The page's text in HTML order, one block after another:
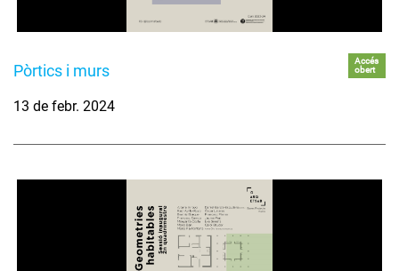
Pòrtics i murs
Accés
obert
13 de febr. 2024